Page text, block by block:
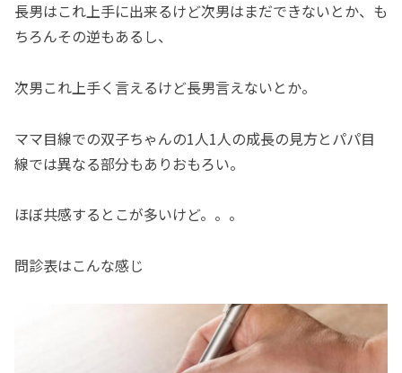
長男はこれ上手に出来るけど次男はまだできないとか、も
ちろんその逆もあるし、
次男これ上手く言えるけど長男言えないとか。
ママ目線での双子ちゃんの1人1人の成長の見方とパパ目
線では異なる部分もありおもろい。
ほぼ共感するとこが多いけど。。。
問診表はこんな感じ